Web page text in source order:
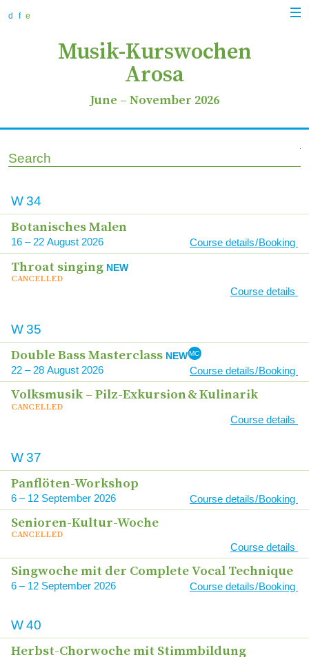
d f e
Musik-Kurswochen
Arosa
June – November 2026
Search
Date
Link
W34
Bota­ni­sches Malen
16 – 22 2026 Course details / Booking
Throat sin­ging NEW
CAN­CEL­LED
Course details
W35
Dou­ble Bass Masterclass NEW MC
22 – 28 2026 Course details / Booking
Volks­mu­sik – Pilz-Exkur­si­on&Kulinarik
CAN­CEL­LED
Course details
W37
Pan­flö­ten-Work­shop
6 – 12 2026 Course details / Booking
Senio­ren-Kul­tur-Woche
CAN­CEL­LED
Course details
Sing­wo­che mit der Com­ple­te Vocal Technique
6 – 12 2026 Course details / Booking
W40
Herbst-Chor­wo­che mit Stimmbildung